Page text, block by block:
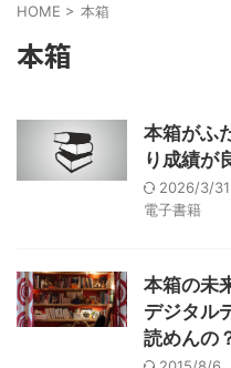
HOME > 本箱
本箱
本箱がふ
り成績が
2026/3/31
電子書籍
本箱の未
デジタル
読めんの